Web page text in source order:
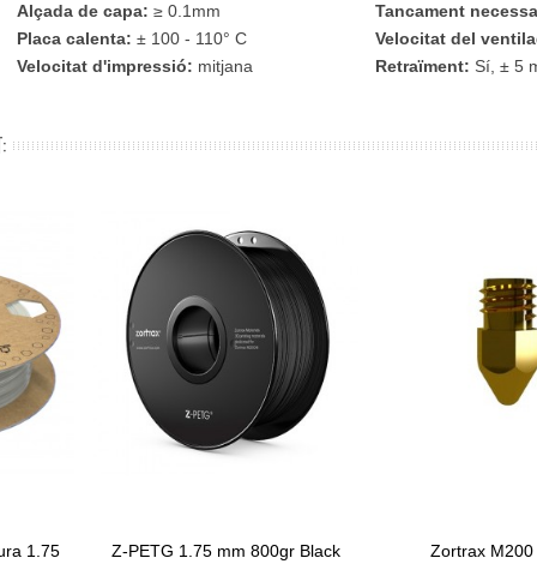
Alçada de capa: ≥ 0.1mm Tancament
Placa calenta: ± 100 - 110° C Velocitat del
Velocitat d'impressió: mitjana Retraïment: Sí, ± 5
1.75
Afegir Al Carret
Z-PETG 1.75 mm 800gr Black Afegir Al Carret
Zortrax M200